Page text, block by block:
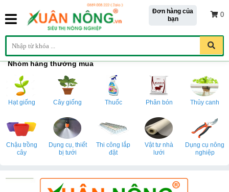
Đơn hàng của
bạn
0
Nhóm hàng thường mua
Hạt giống Cây giống Thuốc Phân bón Thủy canh
Chậu trồng
cây
Dụng cụ, thiết
bị tưới
Thi công lắp
đặt
Vật tư nhà
lưới
Dụng cụ nông
nghiệp